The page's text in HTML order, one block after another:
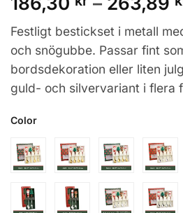
Festligt bestickset i metall
och snögubbe. Passar fint
bordsdekoration eller liten
guld- och silvervariant i flera
Color